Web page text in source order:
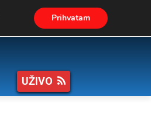
UŽIVO
Prihvatam